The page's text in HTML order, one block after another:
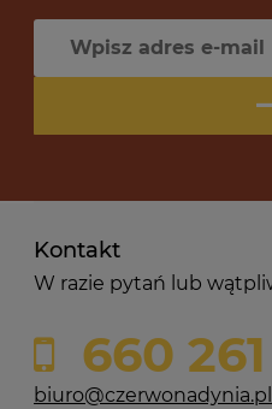
Kontakt
W razie pytań lub
660
biuro@czerwonadynia.pl